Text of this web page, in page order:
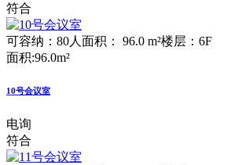
符合
可容纳：80人 面积： 96.0 m²楼层：6F
面积:96.0m²
10号会议室
电询
符合